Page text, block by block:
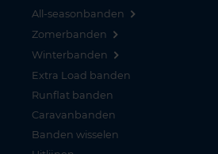
All-seasonbanden
Zomerbanden
Winterbanden
Extra Load banden
Runflat banden
Caravanbanden
Banden wisselen